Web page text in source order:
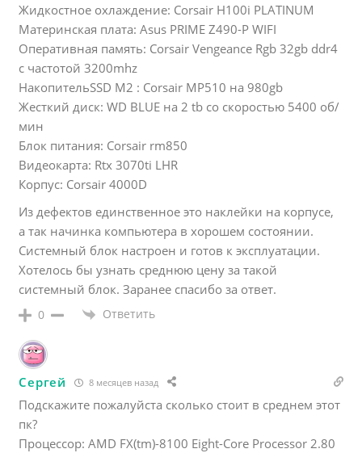
Жидкостное охлаждение: Corsair H100i PLATINUM
Материнская плата: Asus PRIME Z490-P WIFI
Оперативная память: Corsair Vengeance Rgb 32gb ddr4
с частотой 3200mhz
НакопительSSD M2 : Corsair MP510 на 980gb
Жесткий диск: WD BLUE на 2 tb со скоростью 5400 об/
мин
Блок питания: Corsair rm850
Видеокарта: Rtx 3070ti LHR
Корпус: Corsair 4000D
Из дефектов единственное это наклейки на корпусе,
а так начинка компьютера в хорошем состоянии.
Системный блок настроен и готов к эксплуатации.
Хотелось бы узнать среднюю цену за такой
системный блок. Заранее спасибо за ответ.
0 Ответить
Сергей 8 месяцев назад
Подскажите пожалуйста сколько стоит в среднем этот
пк?
Процессор: AMD FX(tm)-8100 Eight-Core Processor 2.80